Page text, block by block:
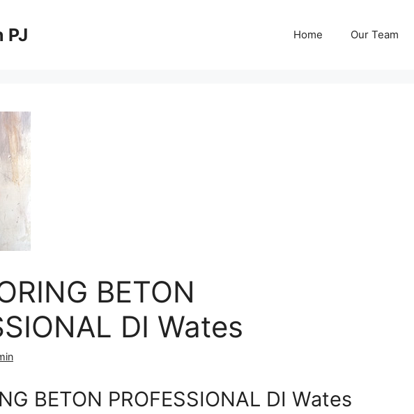
PJ Home Our Team
BETON
DI Wates
BETON PROFESSIONAL DI Wates